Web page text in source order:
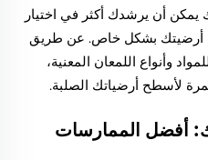
يمكن أن يرشدك أكثر في اختيار
أرضيتك بشكل خاص. عن طريق
وأنواع اللمعان المعنية،
لأسطح أرضياتك الصلبة.
أفضل الممارسات